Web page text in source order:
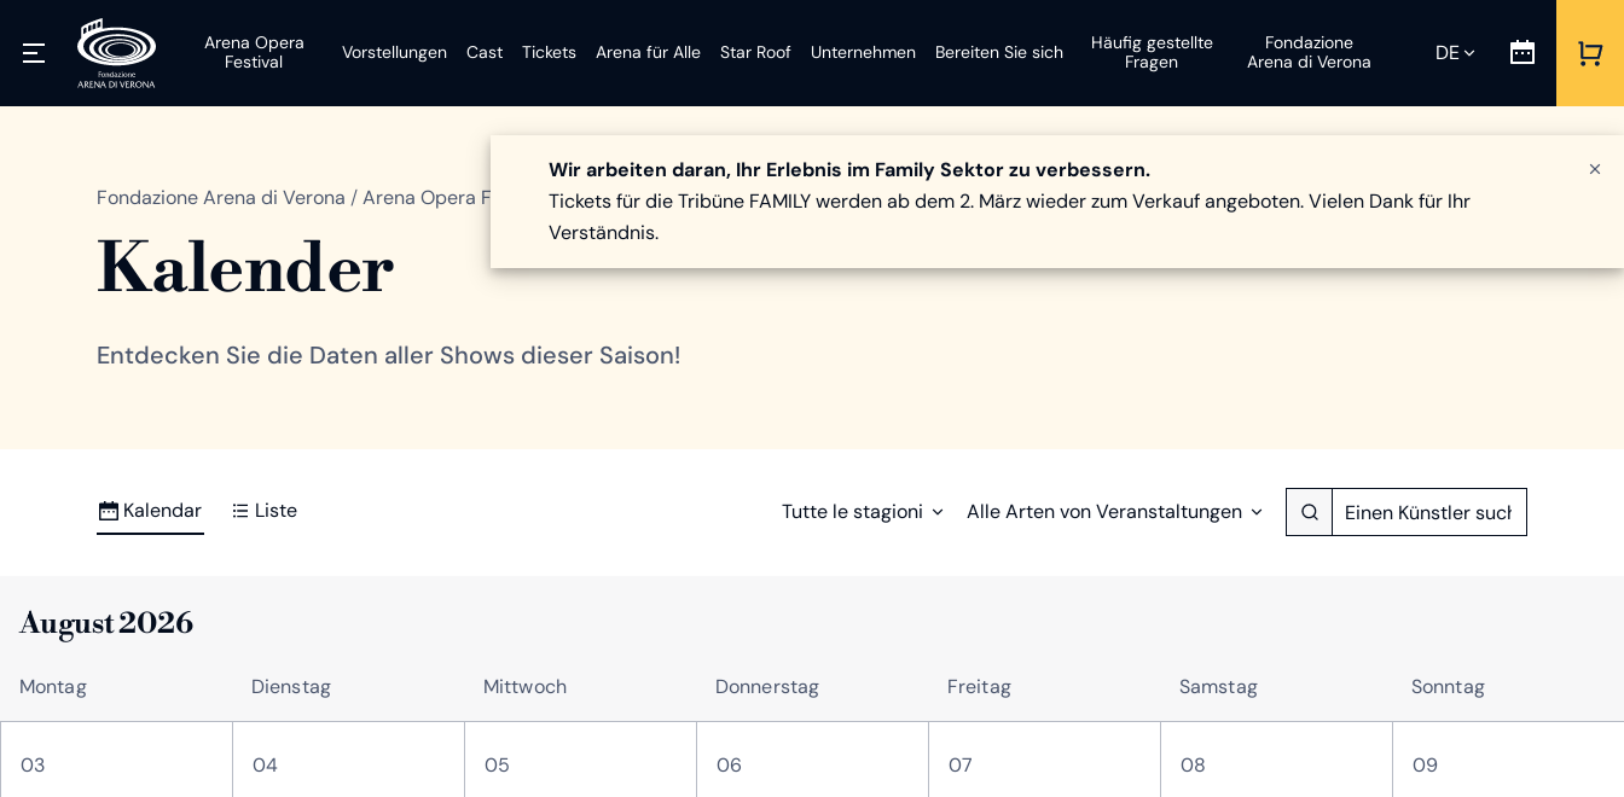
Arena Opera
Festival
Vorstellungen Cast Tickets Arena für Alle Star Roof Unternehmen Bereiten Sie sich
Häufig gestellte
Fragen
Fondazione
Arena di Verona
DE
Fondazione Arena di Verona /Arena Opera Festival
Kalender
Entdecken Sie die Daten aller Shows dieser Saison!
Kalendar Liste Alle Arten von Veranstaltungen
Tutte le stagioni
August 2026
Montag Dienstag Mittwoch Donnerstag Freitag Samstag Sonntag
03 04 05 06 07 08 09
Wir arbeiten daran, Ihr Erlebnis im Family Sektor zu verbessern.
Tickets für die Tribüne FAMILY werden ab dem 2. März wieder zum Verkauf angeboten. Vielen Dank für Ihr
Verständnis.